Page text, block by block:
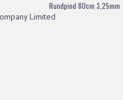
Rundpind 80cm 3,25mm
Limited